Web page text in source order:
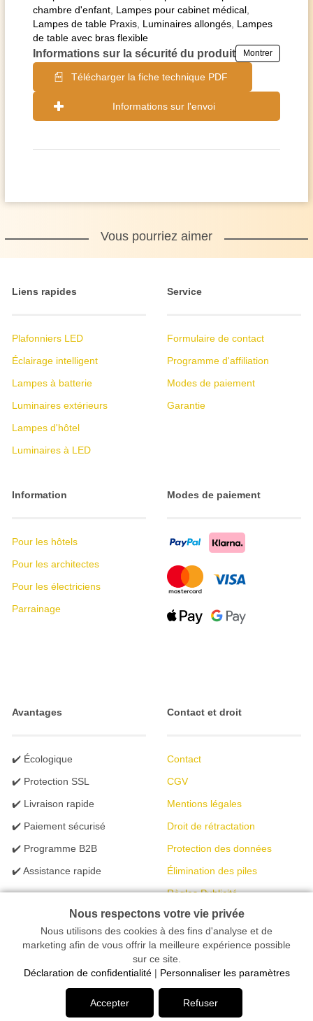
chambre d'enfant Lampes pour cabinet médical
Lampes de table Praxis Luminaires allongés Lampes
de table avec bras flexible
Informations sur la sécurité du produit Montrer
Télécharger la fiche technique PDF
Informations sur l'envoi
Vous pourriez aimer
Désolé, ce produit n'est plus disponible.
Liens rapides
Plafonniers LED
Éclairage intelligent
Lampes à batterie
Luminaires extérieurs
Lampes d'hôtel
Luminaires à LED
Service
Formulaire de contact
Programme d'affiliation
Modes de paiement
Garantie
Information
Pour les hôtels
Pour les architectes
Pour les électriciens
Parrainage
Modes de paiement
Avantages
✔️ Écologique
✔️ Protection SSL
✔️ Livraison rapide
✔️ Paiement sécurisé
✔️ Programme B2B
✔️ Assistance rapide
Contact et droit
Contact
CGV
Mentions légales
Droit de rétractation
Protection des données
Élimination des piles
Règles Publicité
Votre magasin en ligne spécialisé dans l'éclairage | créé avec
peleides.io
Nous respectons votre vie privée
Nous utilisons des cookies à des fins d'analyse et de
marketing afin de vous offrir la meilleure expérience possible
sur ce site.
Déclaration de confidentialité| Personnaliser les paramètres
Accepter Refuser